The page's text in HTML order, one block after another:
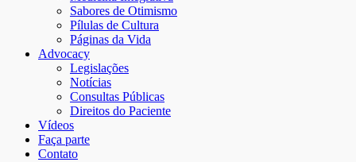
Sabores de Otimismo
Pílulas de Cultura
Páginas da Vida
Advocacy
Legislações
Notícias
Consultas Públicas
Direitos do Paciente
Vídeos
Faça parte
Contato